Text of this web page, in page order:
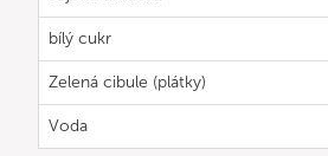
bílý cukr
Zelená cibule (plátky)
Voda